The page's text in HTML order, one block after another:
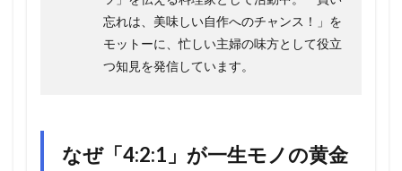
忘れは、美味しい自作へのチャンス！」を
モットーに、忙しい主婦の味方として役立
つ知見を発信しています。
なぜ「4:2:1」が一生モノの黄金